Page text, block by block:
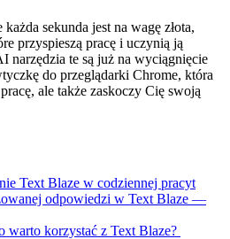
sekunda jest na wagę złota,
przyspieszą pracę i uczynią ją
narzędzia te są już na wyciągnięcie
do przeglądarki Chrome, która
ale także zaskoczy Cię swoją
Text Blaze w codziennej pracyt
odpowiedzi w Text Blaze —
korzystać z Text Blaze?